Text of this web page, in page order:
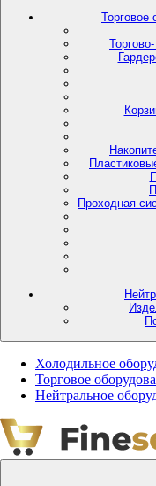
Торговое
Проходная
Холодильное
Торговое
Нейтральное